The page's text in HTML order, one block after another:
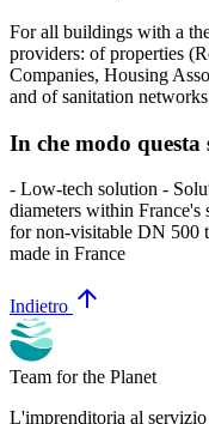
For all buildings with a
providers: of properties
Companies, Housing
and of sanitation networks
In che modo questa
- Low-tech solution -
diameters within
for non-visitable DN 500
made in France
Indietro arrow_upward
Team for the Planet
L'imprenditoria al